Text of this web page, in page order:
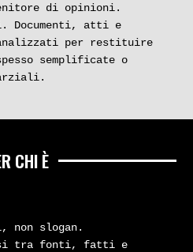
di opinioni.
Documenti, atti e
analizzati per restituire
semplificate o
CHI È
non slogan.
tra fonti, fatti e